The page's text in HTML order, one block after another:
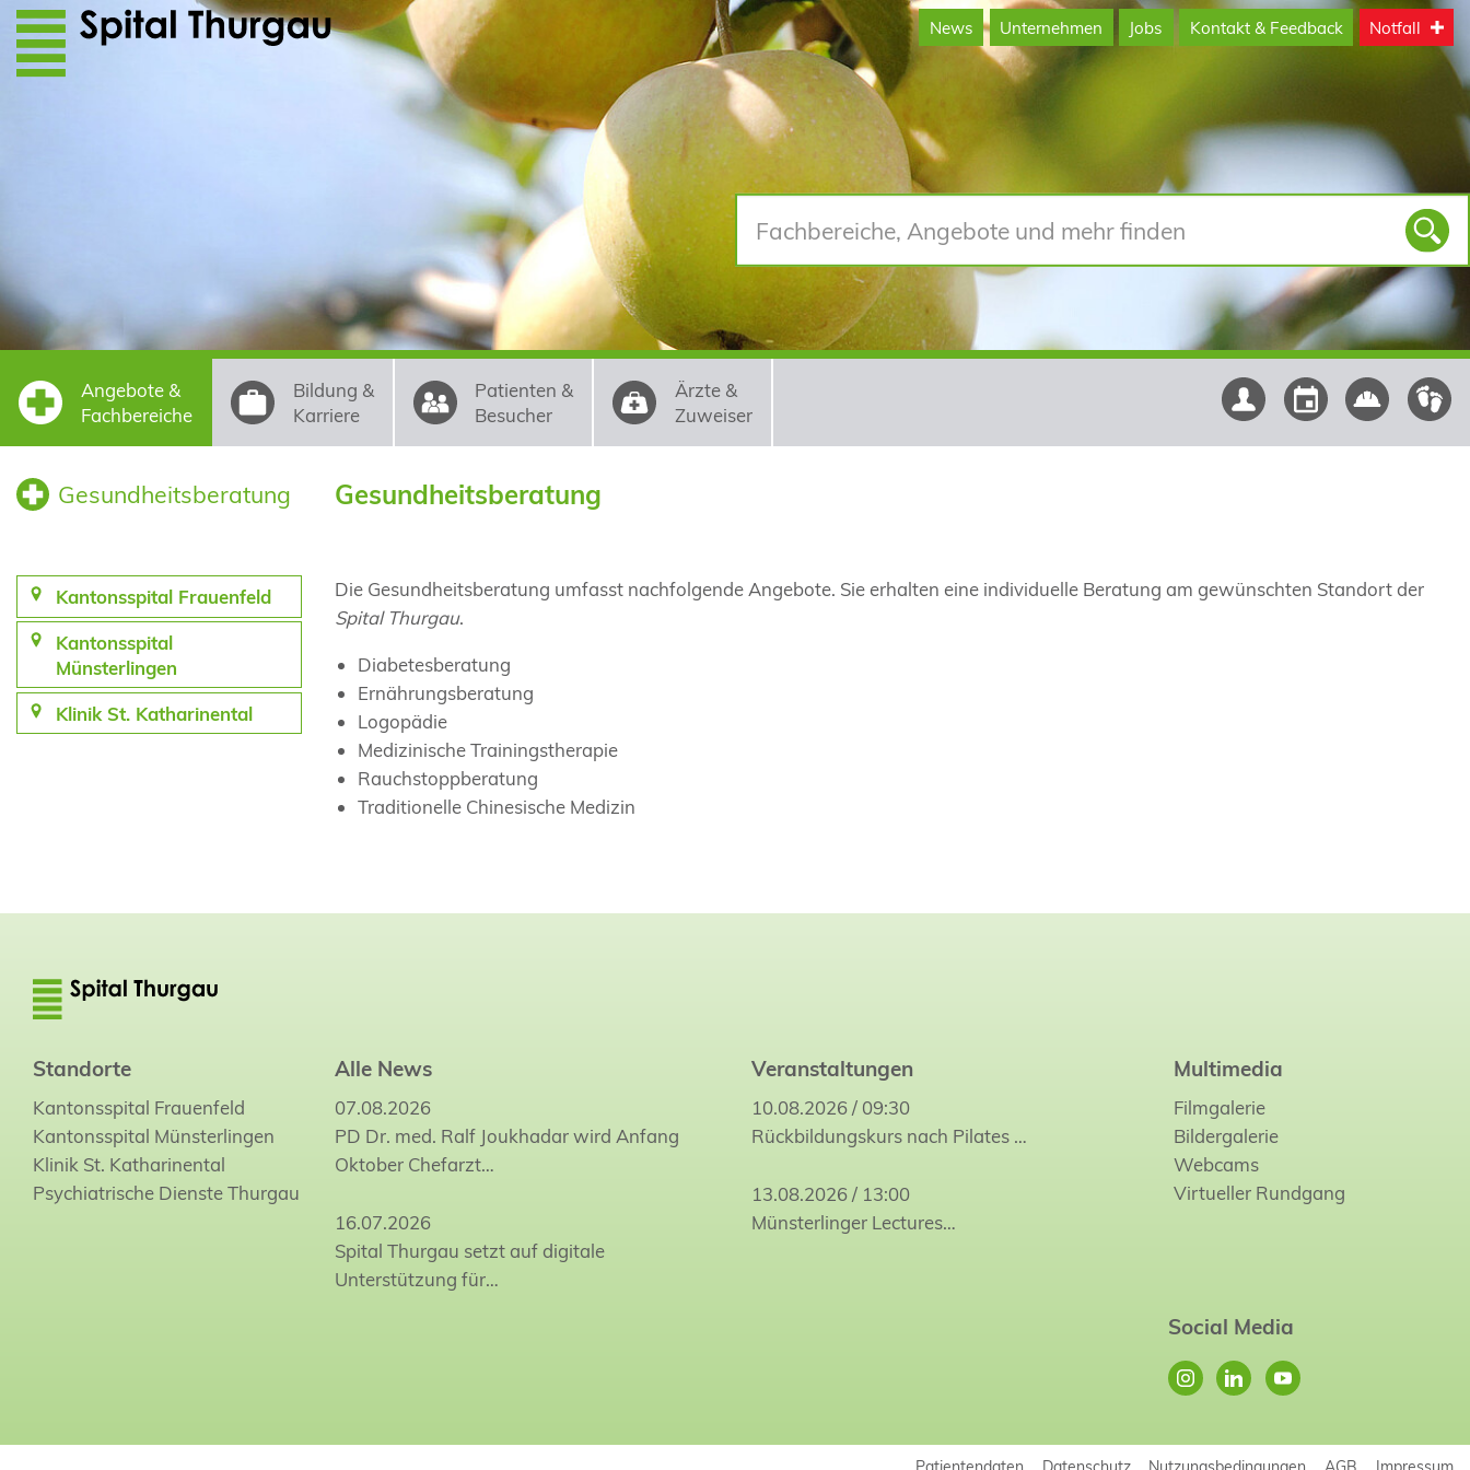
Direkt zum Inhalt
News Unternehmen Jobs Kontakt & Feedback Notfall
Angebote &
Fachbereiche
Bildung &
Karriere
Patienten &
Besucher
Ärzte &
Zuweiser
Gesundheitsberatung
Kantonsspital Frauenfeld
Kantonsspital
Münsterlingen
Klinik St. Katharinental
Gesundheitsberatung
Die Gesundheitsberatung umfasst nachfolgende Angebote. Sie erhalten eine individuelle Beratung am gewünschten Standort der
Spital Thurgau.
Diabetesberatung
Ernährungsberatung
Logopädie
Medizinische Trainingstherapie
Rauchstoppberatung
Traditionelle Chinesische Medizin
Standorte
Kantonsspital Frauenfeld
Kantonsspital Münsterlingen
Klinik St. Katharinental
Psychiatrische Dienste Thurgau
Alle News
07.08.2026
PD Dr. med. Ralf Joukhadar wird Anfang
Oktober Chefarzt…
16.07.2026
Spital Thurgau setzt auf digitale
Unterstützung für…
Veranstaltungen
10.08.2026 / 09:30
Rückbildungskurs nach Pilates…
13.08.2026 / 13:00
Münsterlinger Lectures…
Multimedia
Filmgalerie
Bildergalerie
Webcams
Virtueller Rundgang
Social Media
Patientendaten Datenschutz Nutzungsbedingungen AGB Impressum